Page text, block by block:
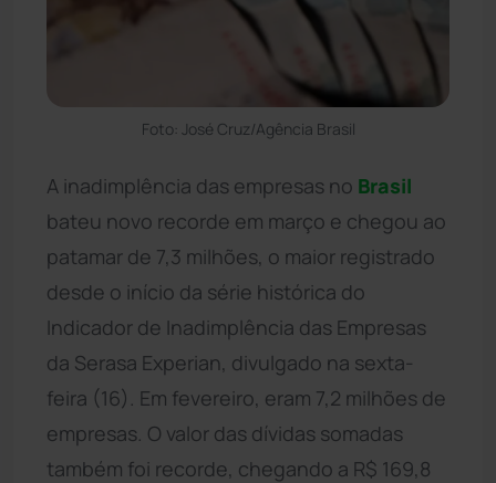
Foto: José Cruz/Agência Brasil
A inadimplência das empresas no Brasil
bateu novo recorde em março e chegou ao
patamar de 7,3 milhões, o maior registrado
desde o início da série histórica do
Indicador de Inadimplência das Empresas
da Serasa Experian, divulgado na sexta-
feira (16). Em fevereiro, eram 7,2 milhões de
empresas. O valor das dívidas somadas
também foi recorde, chegando a R$ 169,8